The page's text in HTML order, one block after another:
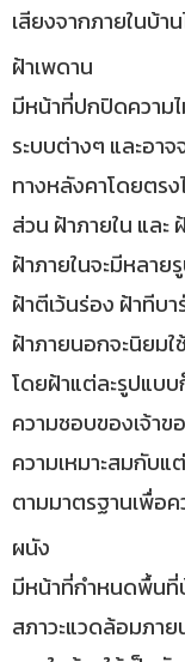
เสียงจากภายในบ้า
ฝ้าเพดาน
มีหน้าที่ปกปิดความ
ระบบต่างๆ และอา
ทางหลังคาโดยตร
ส่วน ฝ้าภายใน และ
ฝ้าภายในจะมีหลาย
ฝ้าตีเว้นร่อง ฝ้าทีบา
ฝ้าภายนอกจะนิยมใ
โดยฝ้าแต่ละรูปแบ
ความชอบของเจ้า
ความเหมาะสมกับ
ตามมาตรฐานเพื่อ
ผนัง
มีหน้าที่กำหนดพื้นที่
สภาวะแวดล้อมภา